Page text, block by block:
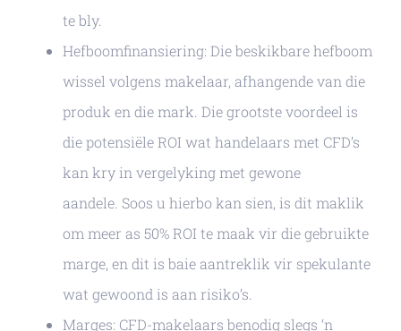
te bly.
Hefboomfinansiering: Die beskikbare hefboom
wissel volgens makelaar, afhangende van die
produk en die mark. Die grootste voordeel is
die potensiële ROI wat handelaars met CFD’s
kan kry in vergelyking met gewone
aandele. Soos u hierbo kan sien, is dit maklik
om meer as 50% ROI te maak vir die gebruikte
marge, en dit is baie aantreklik vir spekulante
wat gewoond is aan risiko’s.
Marges: CFD-makelaars benodig slegs ‘n